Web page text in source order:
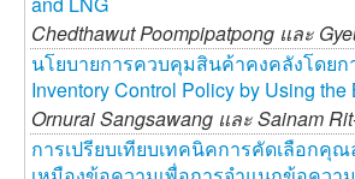
Chedthawut Poompipatpong และ
นโยบายการควบคุมสินค้าคงคลังโดย
Inventory Control Policy by Using
Ornurai Sangsawang และSainam
การเปรียบเทียบเทคนิคการคัดเลือก